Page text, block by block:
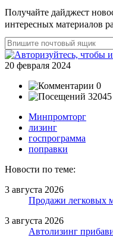
Получайте дайджест
интересных материалов
20 февраля 2024
0
32045
Минпромторг
лизинг
госпрограмма
поправки
Новости по теме:
3 августа 2026
Продажи легковых
3 августа 2026
Автолизинг